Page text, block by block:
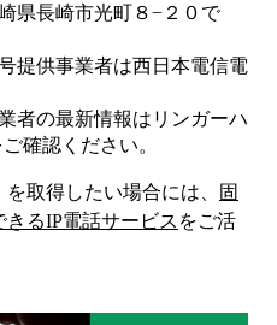
県長崎市光町８−２０ で
提供事業者は西日本電信電
者の最新情報は リンガーハ
ご確認ください。
を取得したい場合には、
固
きるIP電話サービス をご活